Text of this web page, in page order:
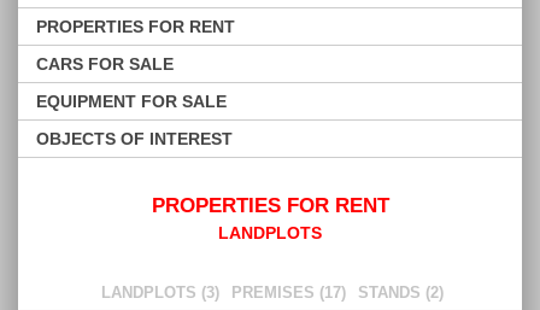
PROPERTIES FOR RENT
CARS FOR SALE
EQUIPMENT FOR SALE
OBJECTS OF INTEREST
PROPERTIES FOR RENT
LANDPLOTS
LANDPLOTS (3) PREMISES (17) STANDS (2)